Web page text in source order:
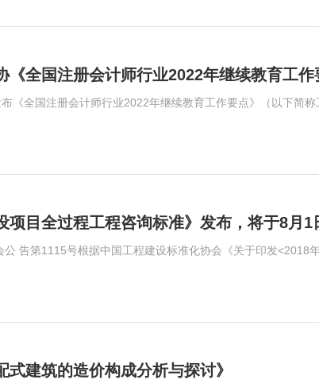
《全国注册会计师行业2022年继续教育工
项目全过程工程咨询标准》发布，将于8月1
制订、修订
式建筑的造价构成分析与探讨》